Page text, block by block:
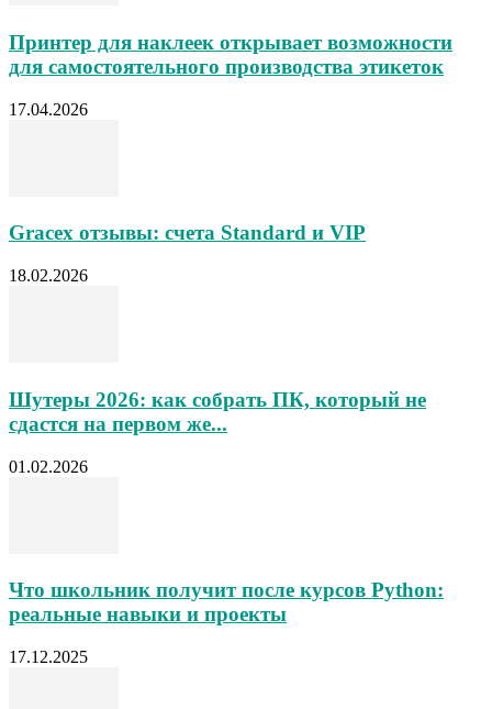
Принтер для наклеек открывает возможности
для самостоятельного производства этикеток
17.04.2026
Gracex отзывы: счета Standard и VIP
18.02.2026
Шутеры 2026: как собрать ПК, который не
сдастся на первом же...
01.02.2026
Что школьник получит после курсов Python:
реальные навыки и проекты
17.12.2025